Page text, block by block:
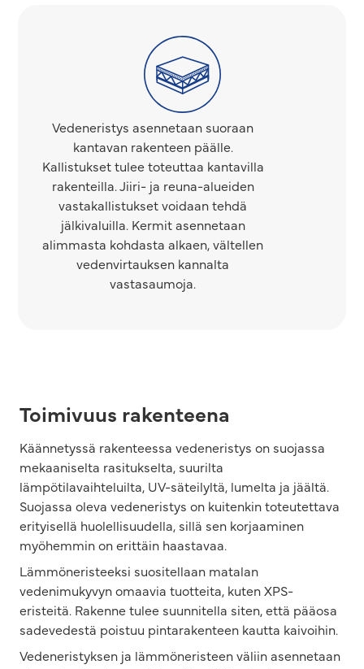
Vedeneristys asennetaan suoraan
kantavan rakenteen päälle.
Kallistukset tulee toteuttaa kantavilla
rakenteilla. Jiiri- ja reuna-alueiden
vastakallistukset voidaan tehdä
jälkivaluilla. Kermit asennetaan
alimmasta kohdasta alkaen, vältellen
vedenvirtauksen kannalta
vastasaumoja.
Toimivuus rakenteena
Käännetyssä rakenteessa vedeneristys on suojassa
mekaaniselta rasitukselta, suurilta
lämpötilavaihteluilta, UV-säteilyltä, lumelta ja jäältä.
Suojassa oleva vedeneristys on kuitenkin toteutettava
erityisellä huolellisuudella, sillä sen korjaaminen
myöhemmin on erittäin haastavaa.
Lämmöneristeeksi suositellaan matalan
vedenimukyvyn omaavia tuotteita, kuten XPS-
eristeitä. Rakenne tulee suunnitella siten, että pääosa
sadevedestä poistuu pintarakenteen kautta kaivoihin.
Vedeneristyksen ja lämmöneristeen väliin asennetaan